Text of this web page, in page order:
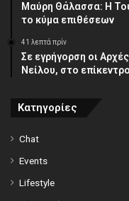
Μαύρη Θάλασσα: Η
το κύμα επιθέσεων
41 λεπτά πρίν
Σε εγρήγορση οι
Νείλου, στο
Κατηγορίες
Chat
Events
Lifestyle